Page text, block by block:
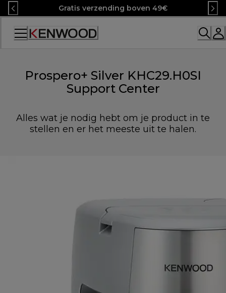
Skip
to
Content
Gratis verzending boven 49€
Prospero+ Silver KHC29.H0SI
Support Center
Alles wat je nodig hebt om je product in te
stellen en er het meeste uit te halen.